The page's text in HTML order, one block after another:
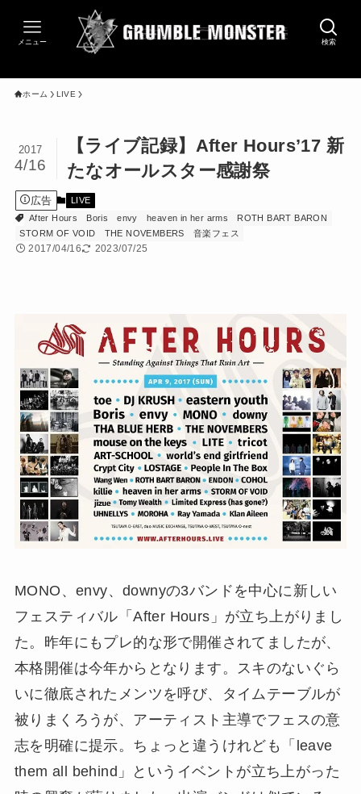
検索
メニュー
ホーム LIVE
【ライブ記録】After Hours’17 新
たなオールスター感謝祭
2017
4/16
広告
LIVE
After Hours
Boris envy heaven in her arms
ROTH BART BARON
STORM OF VOID
THE NOVEMBERS 音楽フェス
2017/04/16 2023/07/25
MONO、envy、downyの3バンドを中心に新しい
フェスティバル「After Hours」が立ち上がりまし
た。昨年にもプレ的な形で開催されてましたが、
本格開催は今年からとなります。スキのないぐら
いに徹底されたメンツを呼び、タイムテーブルが
被りまくろうが、アーティスト主導でフェスの意
志を明確に提示。ちょっと違うけれども「leave
them all behind」というイベントが立ち上がった